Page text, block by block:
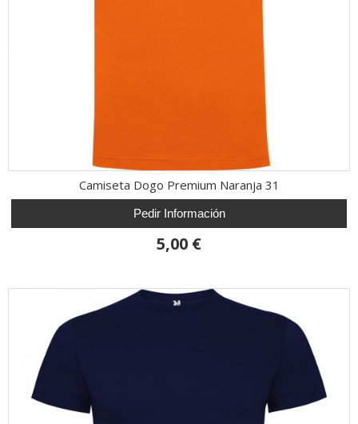
Camiseta Dogo Premium Naranja 31
Pedir Información
5,00 €